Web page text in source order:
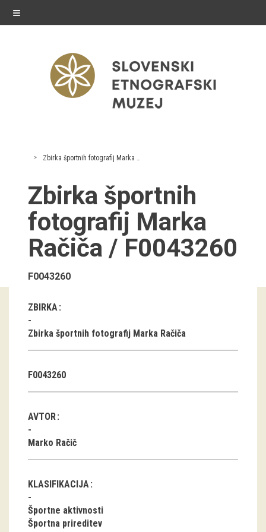
≡
exhibitions
Exhibitions in SEM
Past exhibitions
Virtual tours
Workshops
Group visits
education
Etnolog
Books
DVD-s
projects
Zbirka športnih fotografij Marka Račiča
Zbirka športnih
fotografij Marka
Račiča / F0043260
F0043260
ZBIRKA
Zbirka športnih fotografij Marka Račiča
F0043260
AVTOR
Marko Račič
KLASIFIKACIJA
Športne aktivnosti
Športna prireditev